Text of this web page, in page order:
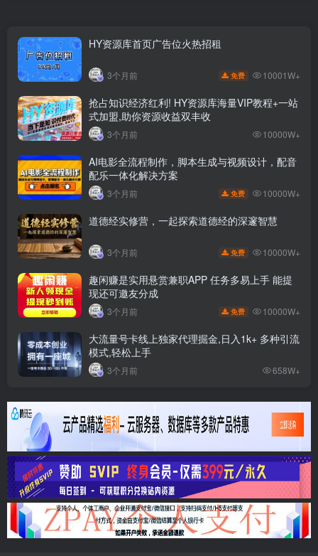
HY资源库首页广告位火热招租
3个月前 免费 10001W+
抢占知识经济红利! HY资源库海量VIP教程+一站
式加盟,助你资源收益双丰收
3个月前 10000W+
AI电影全流程制作，脚本生成与视频设计，配音
配乐一体化解决方案
3个月前 免费 10000W+
道德经实修营，一起探索道德经的深邃智慧
3个月前 免费 10000W+
趣闲赚是实用悬赏兼职APP 任务多易上手 能提
现还可邀友分成
3个月前 免费 10000W+
大流量号卡线上独家代理掘金,日入1k+ 多种引流
模式,轻松上手
3个月前 658W+